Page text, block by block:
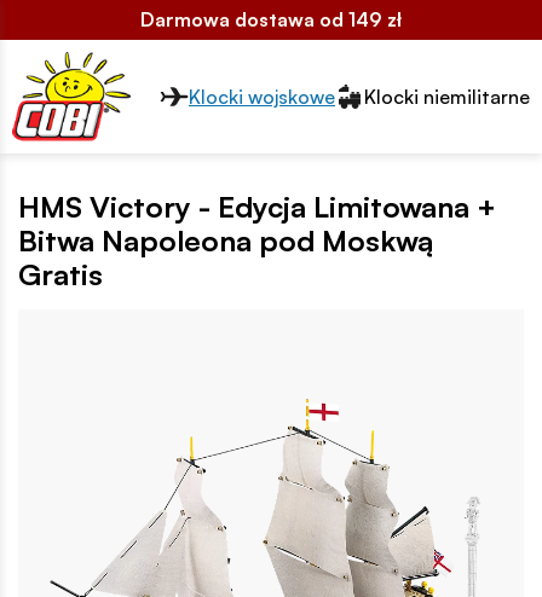
Darmowa dostawa od 149 zł
Przełącznik segmentów2
Klocki wojskowe Klocki niemilitarne
HMS Victory - Edycja Limitowana +
Bitwa Napoleona pod Moskwą
Gratis